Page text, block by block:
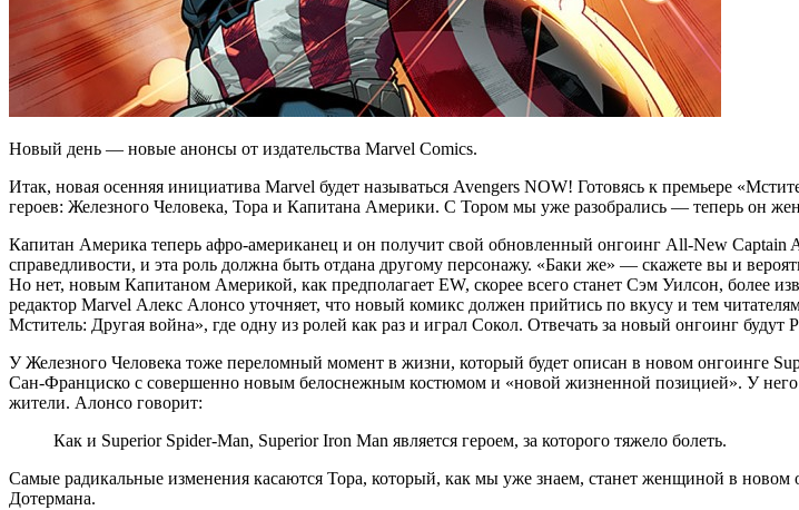
Новый день — новые анонсы от издательства Marvel Comics.
Итак, новая осенняя инициатива Marvel будет называться Avengers NOW! Готовясь к премьере
героев: Железного Человека, Тора и Капитана Америки. С Тором мы уже разобрались — теперь он
Капитан Америка теперь афро-американец и он получит свой обновленный онгоинг All-New Captain
справедливости, и эта роль должна быть отдана другому персонажу. «Баки же» — скажете вы и
Но нет, новым Капитаном Америкой, как предполагает EW, скорее всего станет Сэм Уилсон, более
редактор Marvel Алекс Алонсо уточняет, что новый комикс должен прийтись по вкусу и тем
Мститель: Другая война», где одну из ролей как раз и играл Сокол. Отвечать за новый онгоинг
У Железного Человека тоже переломный момент в жизни, который будет описан в новом онгоинге
Сан-Франциско с совершенно новым белоснежным костюмом и «новой жизненной позицией». У
жители. Алонсо говорит:
Как и Superior Spider-Man, Superior Iron Man является героем, за которого тяжело болеть.
Самые радикальные изменения касаются Тора, который, как мы уже знаем, станет женщиной в
Дотермана.